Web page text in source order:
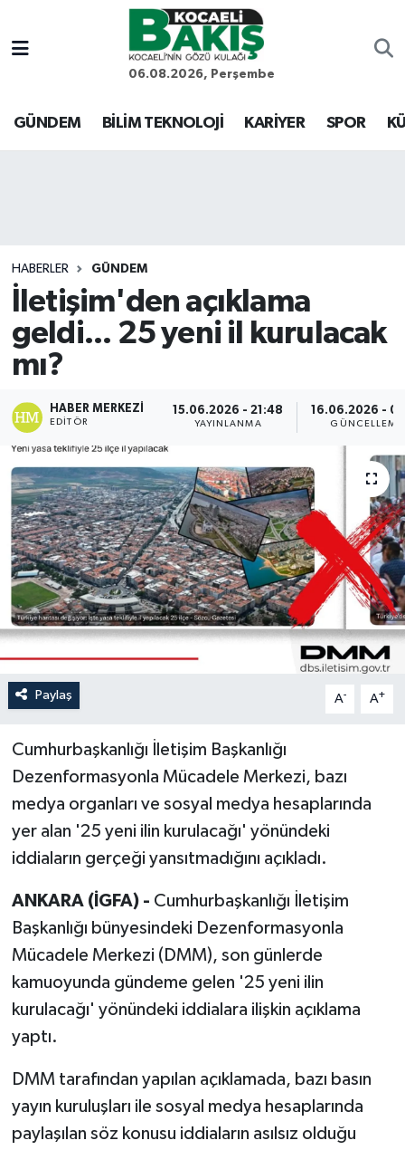
06.08.2026, Perşembe
GÜNDEM BİLİM TEKNOLOJİ KARİYER SPOR
HABERLER GÜNDEM
İletişim'den açıklama
geldi... 25 yeni il kurulacak
mı?
HABER MERKEZI
EDITÖR
15.06.2026 - 21:48
YAYINLANMA
16.06.2026 -
GÜNCELLEME
Paylaş A- A+
Cumhurbaşkanlığı İletişim Başkanlığı
Dezenformasyonla Mücadele Merkezi, bazı
medya organları ve sosyal medya hesaplarında
yer alan '25 yeni ilin kurulacağı' yönündeki
iddiaların gerçeği yansıtmadığını açıkladı.
ANKARA (İGFA) - Cumhurbaşkanlığı İletişim
Başkanlığı bünyesindeki Dezenformasyonla
Mücadele Merkezi (DMM), son günlerde
kamuoyunda gündeme gelen '25 yeni ilin
kurulacağı' yönündeki iddialara ilişkin açıklama
yaptı.
DMM tarafından yapılan açıklamada, bazı basın
yayın kuruluşları ile sosyal medya hesaplarında
paylaşılan söz konusu iddiaların asılsız olduğu
Kocaeli Nöbetçi Eczaneler
Kocaeli Hava Durumu
Son Dakika Haberleri
Haber Arşivi